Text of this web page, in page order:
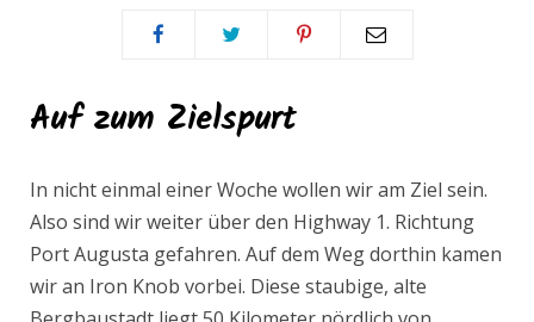
Auf zum Zielspurt
In nicht einmal einer Woche wollen wir am Ziel sein.
Also sind wir weiter über den Highway 1. Richtung
Port Augusta gefahren. Auf dem Weg dorthin kamen
wir an Iron Knob vorbei. Diese staubige, alte